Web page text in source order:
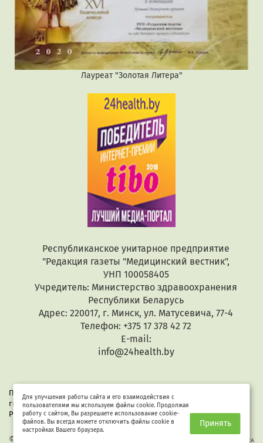
Лауреат "Золотая Литера"
Республиканское унитарное предприятие
"Редакция газеты "Медицинский вестник",
УНП 100058405
Учредитель: Министерство здравоохранения
Республики Беларусь
Адрес: 220017, г. Минск, ул. Матусевича, 77-4
Телефон: +375 17 378 42 72
E-mail:
info@24health.by
При копировании или цитировании текстов активная
гиперссылка обязательна. Все материалы защищены законом
Республики Беларусь «Об авторском праве и смежных правах».
© 2026 Здоровые люди
Для улучшения работы сайта и его взаимодействия с
пользователями мы используем файлы cookie. Продолжая
работу с сайтом, Вы разрешаете использование cookie-
файлов. Вы всегда можете отключить файлы cookie в
настройках Вашего браузера.
Принять